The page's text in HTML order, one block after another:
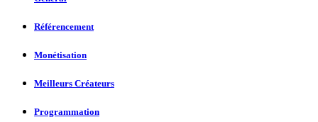
Référencement
Monétisation
Meilleurs Créateurs
Programmation